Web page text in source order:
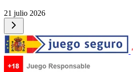
21 julio 2026